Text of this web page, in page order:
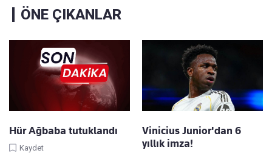
ÖNE ÇIKANLAR
Hür Ağbaba tutuklandı
Kaydet
Vinicius Junior'dan 6
yıllık imza!